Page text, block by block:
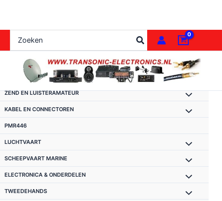
de
inhoud
naar:
ZEND EN LUISTERAMATEUR
KABEL EN CONNECTOREN
PMR446
LUCHTVAART
SCHEEPVAART MARINE
ELECTRONICA & ONDERDELEN
TWEEDEHANDS